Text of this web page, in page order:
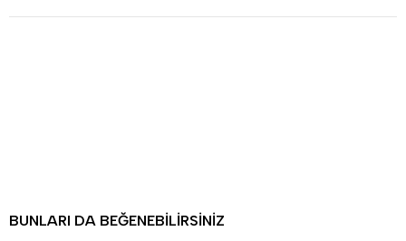
BUNLARI DA BEĞENEBILIRSINIZ